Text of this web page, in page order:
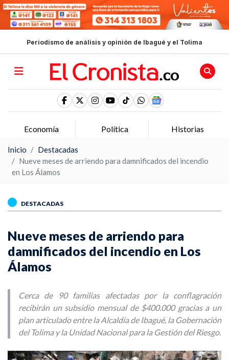
Periodismo de análisis y opinión de Ibagué y el Tolima
Economía Política Historias
Inicio
Destacadas
Nueve meses de arriendo para damnificados del incendio
en Los Álamos
DESTACADAS
Nueve meses de arriendo para
damnificados del incendio en Los
Álamos
Cerca de 90 familias afectadas por la conflagración
recibirán un subsidio mensual de $400.000 gracias a un
plan articulado entre la Alcaldía de Ibagué, la Gobernación
del Tolima y la Unidad Nacional para la Gestión del Riesgo.